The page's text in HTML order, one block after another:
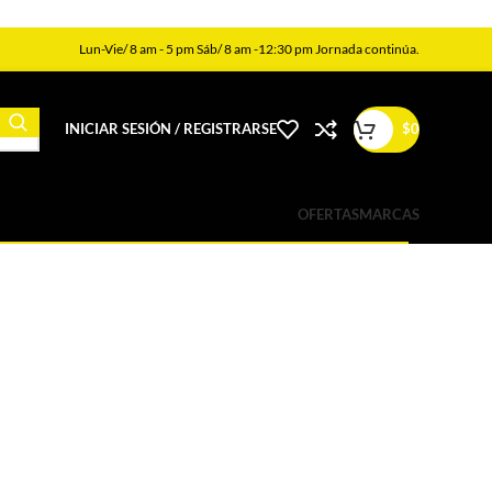
Lun-Vie/ 8 am - 5 pm Sáb/ 8 am -12:30 pm Jornada continúa.
INICIAR SESIÓN / REGISTRARSE $0
OFERTASMARCAS